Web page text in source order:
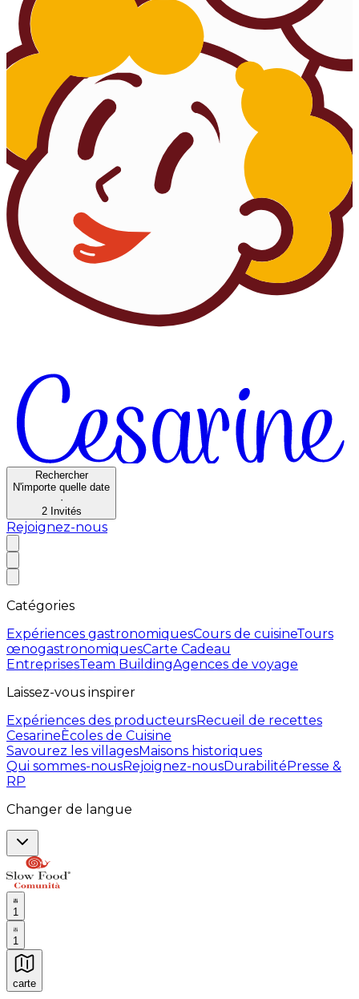
Rechercher
N'importe quelle date
·
2 Invités
Rejoignez-nous
Catégories
Expériences gastronomiquesCours de cuisineTours
œnogastronomiquesCarte Cadeau
EntreprisesTeam BuildingAgences de voyage
Laissez-vous inspirer
Expériences des producteursRecueil de recettes
CesarineÈcoles de Cuisine
Savourez les villagesMaisons historiques
Qui sommes-nousRejoignez-nousDurabilitéPresse &
RP
Changer de langue
1
1
carte